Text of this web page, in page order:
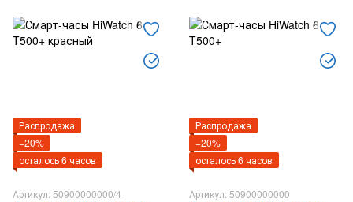
Распродажа
−20%
осталось 6 часов
Артикул: 50900000000/4
Распродажа
−20%
осталось 6 часов
Артикул: 50900000000